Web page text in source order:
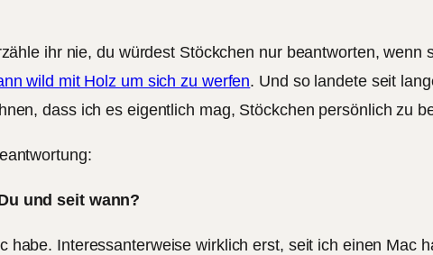
ihr nie, du würdest Stöckchen nur beantworten,
wild mit Holz um sich zu werfen. Und so landete seit
dass ich es eigentlich mag, Stöckchen persönlich zu
und seit wann?
habe. Interessanterweise wirklich erst, seit ich einen Mac